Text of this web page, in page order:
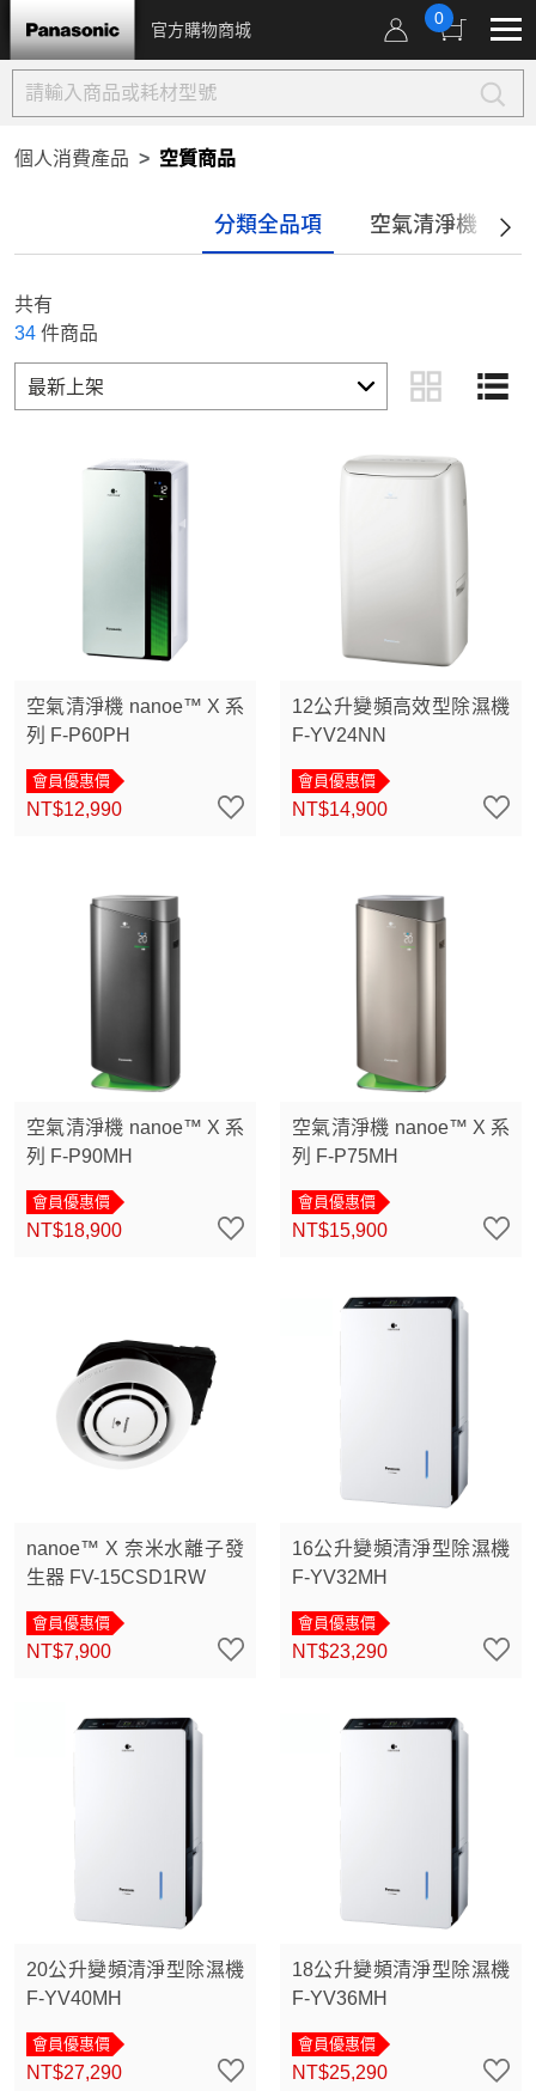
官方購物商城
0
個人消費產品 空質商品
分類全品項 空氣清淨機
共有
34 件商品
空氣清淨機 nanoe™ X 系
列 F-P60PH
會員優惠價
NT$12,990
12公升變頻高效型除濕機
F-YV24NN
會員優惠價
NT$14,900
空氣清淨機 nanoe™ X 系
列 F-P90MH
會員優惠價
NT$18,900
空氣清淨機 nanoe™ X 系
列 F-P75MH
會員優惠價
NT$15,900
nanoe™ X 奈米水離子發
生器 FV-15CSD1RW
會員優惠價
NT$7,900
16公升變頻清淨型除濕機
F-YV32MH
會員優惠價
NT$23,290
20公升變頻清淨型除濕機
F-YV40MH
會員優惠價
NT$27,290
18公升變頻清淨型除濕機
F-YV36MH
會員優惠價
NT$25,290